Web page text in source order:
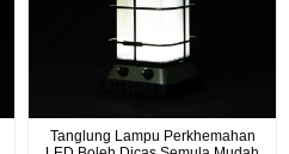
Tanglung Lampu Perkhemahan